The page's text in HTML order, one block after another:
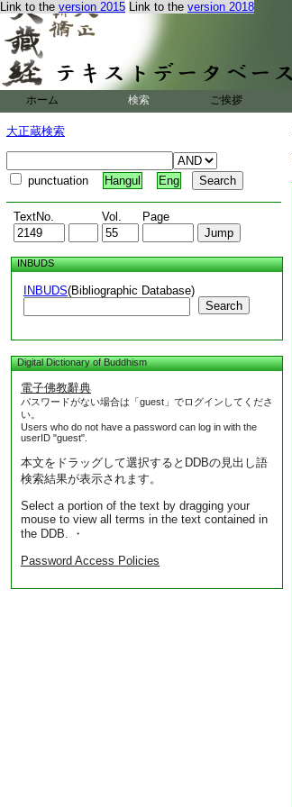
Link to the version 2015 Link to the version 2018
ホーム 検索 ご挨拶
大正蔵検索
punctuation Hangul Eng
TextNo. Vol. Page
INBUDS
INBUDS(Bibliographic Database)
Search
Digital Dictionary of Buddhism
電子佛教辭典
パスワードがない場合は「guest」でログインしてくださ
い。
Users who do not have a password can log in with the
userID "guest".
本文をドラッグして選択するとDDBの見出し語
検索結果が表示されます。
Select a portion of the text by dragging your
mouse to view all terms in the text contained in
the DDB. ・
Password Access Policies